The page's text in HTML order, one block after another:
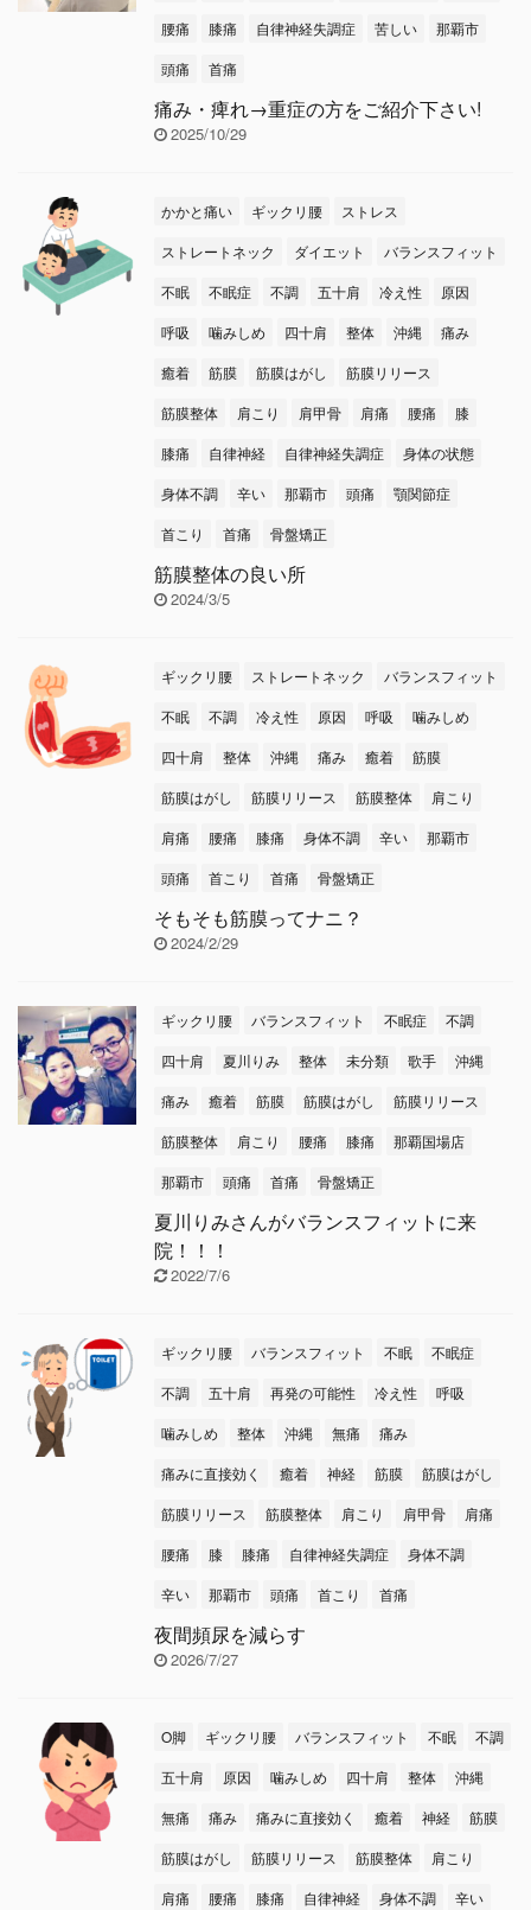
腰痛
膝痛 自律神経失調症 苦しい
那覇市
頭痛
首痛
痛み・痺れ→重症の方をご紹介下さい!
2025/10/29
かかと痛い ギックリ腰
ストレス
ストレートネック
ダイエット
バランスフィット
不眠
不眠症 不調 五十肩 冷え性
原因
呼吸
噛みしめ 四十肩 整体 沖縄
痛み
癒着
筋膜 筋膜はがし
筋膜リリース
筋膜整体
肩こり 肩甲骨 肩痛 腰痛
膝
膝痛
自律神経 自律神経失調症
身体の状態
身体不調
辛い 那覇市 頭痛
顎関節症
首こり
首痛 骨盤矯正
筋膜整体の良い所
2024/3/5
ギックリ腰 ストレートネック
バランスフィット
不眠
不調 冷え性 原因 呼吸
噛みしめ
四十肩
整体 沖縄 痛み 癒着
筋膜
筋膜はがし
筋膜リリース 筋膜整体
肩こり
肩痛
腰痛 膝痛 身体不調 辛い
那覇市
頭痛
首こり 首痛 骨盤矯正
そもそも筋膜ってナニ？
2024/2/29
ギックリ腰 バランスフィット 不眠症
不調
四十肩
夏川りみ 整体 未分類 歌手
沖縄
痛み
癒着 筋膜 筋膜はがし
筋膜リリース
筋膜整体
肩こり 腰痛 膝痛
那覇国場店
那覇市
頭痛 首痛 骨盤矯正
夏川りみさんがバランスフィットに来
院！！！
2022/7/6
ギックリ腰 バランスフィット 不眠
不眠症
不調
五十肩 再発の可能性 冷え性
呼吸
噛みしめ
整体 沖縄 無痛
痛み
痛みに直接効く
癒着 神経 筋膜
筋膜はがし
筋膜リリース
筋膜整体 肩こり 肩甲骨
肩痛
腰痛
膝 膝痛 自律神経失調症
身体不調
辛い
那覇市 頭痛 首こり 首痛
夜間頻尿を減らす
2026/7/27
O脚 ギックリ腰 バランスフィット 不眠
不調
五十肩
原因 噛みしめ 四十肩 整体
沖縄
無痛
痛み 痛みに直接効く 癒着 神経
筋膜
筋膜はがし
筋膜リリース 筋膜整体
肩こり
肩痛
腰痛 膝痛 自律神経 身体不調
辛い